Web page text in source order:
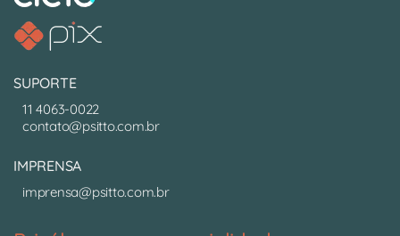
SUPORTE
11 4063-0022
contato@psitto.com.br
IMPRENSA
imprensa@psitto.com.br